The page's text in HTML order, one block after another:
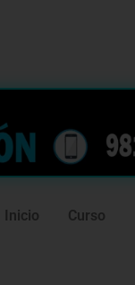
Inicio Curso